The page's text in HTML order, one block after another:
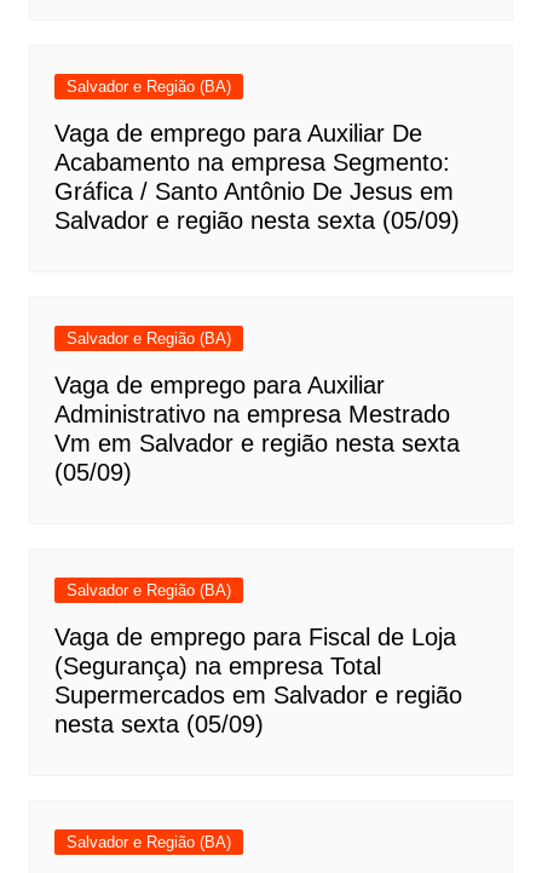
Salvador e Região (BA)
Vaga de emprego para Auxiliar De
Acabamento na empresa Segmento:
Gráfica / Santo Antônio De Jesus em
Salvador e região nesta sexta (05/09)
Salvador e Região (BA)
Vaga de emprego para Auxiliar
Administrativo na empresa Mestrado
Vm em Salvador e região nesta sexta
(05/09)
Salvador e Região (BA)
Vaga de emprego para Fiscal de Loja
(Segurança) na empresa Total
Supermercados em Salvador e região
nesta sexta (05/09)
Salvador e Região (BA)